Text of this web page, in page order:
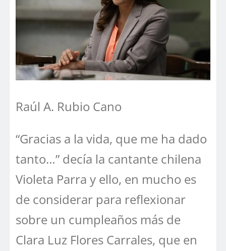
Raúl A. Rubio Cano
“Gracias a la vida, que me ha dado
tanto…” decía la cantante chilena
Violeta Parra y ello, en mucho es
de considerar para reflexionar
sobre un cumpleaños más de
Clara Luz Flores Carrales, que en